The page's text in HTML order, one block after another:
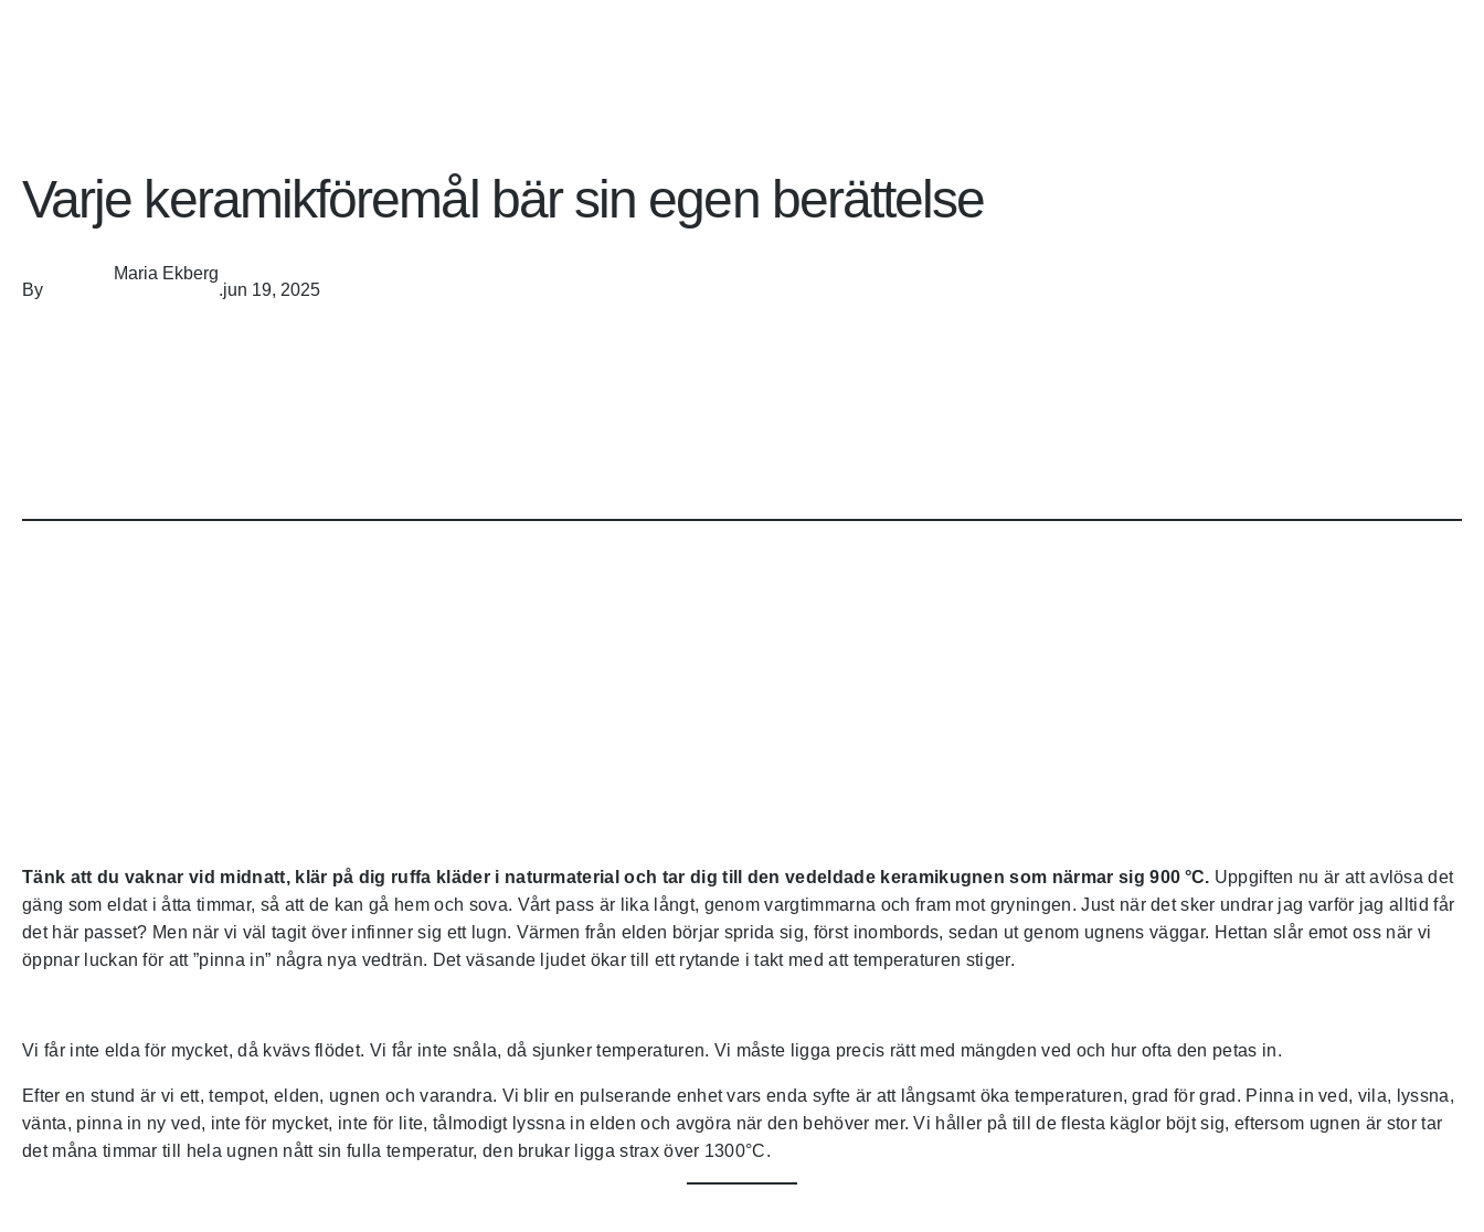
Varje keramikföremål bär sin egen berättelse
By
Maria Ekberg
.jun 19, 2025
Tänk att du vaknar vid midnatt, klär på dig ruffa kläder i naturmaterial och tar dig till den vedeldade keramikugnen som närmar sig 900 °C. Uppgiften nu är att avlösa det
gäng som eldat i åtta timmar, så att de kan gå hem och sova. Vårt pass är lika långt, genom vargtimmarna och fram mot gryningen. Just när det sker undrar jag varför jag alltid får
det här passet? Men när vi väl tagit över infinner sig ett lugn. Värmen från elden börjar sprida sig, först inombords, sedan ut genom ugnens väggar. Hettan slår emot oss när vi
öppnar luckan för att ”pinna in” några nya vedträn. Det väsande ljudet ökar till ett rytande i takt med att temperaturen stiger.
Vi får inte elda för mycket, då kvävs flödet. Vi får inte snåla, då sjunker temperaturen. Vi måste ligga precis rätt med mängden ved och hur ofta den petas in.
Efter en stund är vi ett, tempot, elden, ugnen och varandra. Vi blir en pulserande enhet vars enda syfte är att långsamt öka temperaturen, grad för grad. Pinna in ved, vila, lyssna,
vänta, pinna in ny ved, inte för mycket, inte för lite, tålmodigt lyssna in elden och avgöra när den behöver mer. Vi håller på till de flesta käglor böjt sig, eftersom ugnen är stor tar
det måna timmar till hela ugnen nått sin fulla temperatur, den brukar ligga strax över 1300°C.